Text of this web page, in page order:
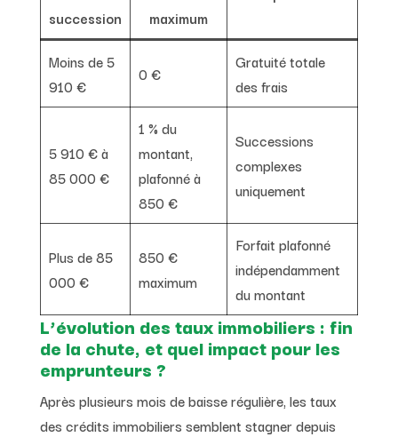
succession
maximum
Moins de 5
910 €
0 €
Gratuité totale
des frais
5 910 € à
85 000 €
1 % du
montant,
plafonné à
850 €
Successions
complexes
uniquement
Plus de 85
000 €
850 €
maximum
Forfait plafonné
indépendamment
du montant
L’évolution des taux immobiliers : fin
de la chute, et quel impact pour les
emprunteurs ?
Après plusieurs mois de baisse régulière, les taux
des crédits immobiliers semblent stagner depuis